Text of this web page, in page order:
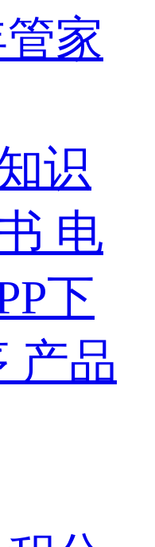
家
识
电
下
产品